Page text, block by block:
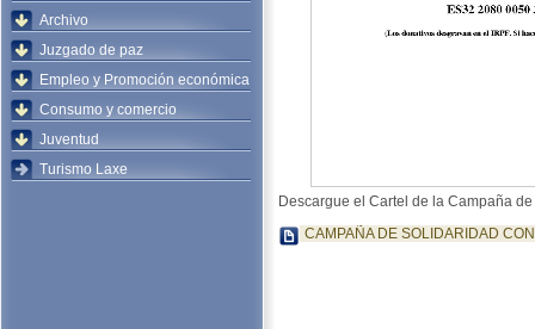
Archivo
Juzgado de paz
Empleo y Promoción económica
Consumo y comercio
Juventud
Turismo Laxe
Descargue el Cartel de la Campaña
CAMPAÑA DE SOLIDARIDAD